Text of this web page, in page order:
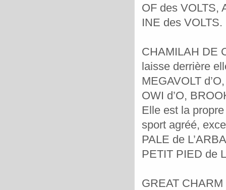
OF des VOLTS,
INE des VOLTS.
CHAMILAH DE
laisse derrière
MEGAVOLT
OWI d’O,
Elle est la
sport agréé,
PALE de
PETIT PIED de
GREAT